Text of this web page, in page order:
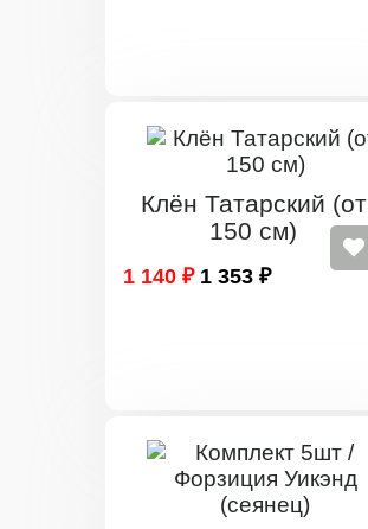
Клён Татарский (от
150 см)
1 140 ₽ 1 353 ₽